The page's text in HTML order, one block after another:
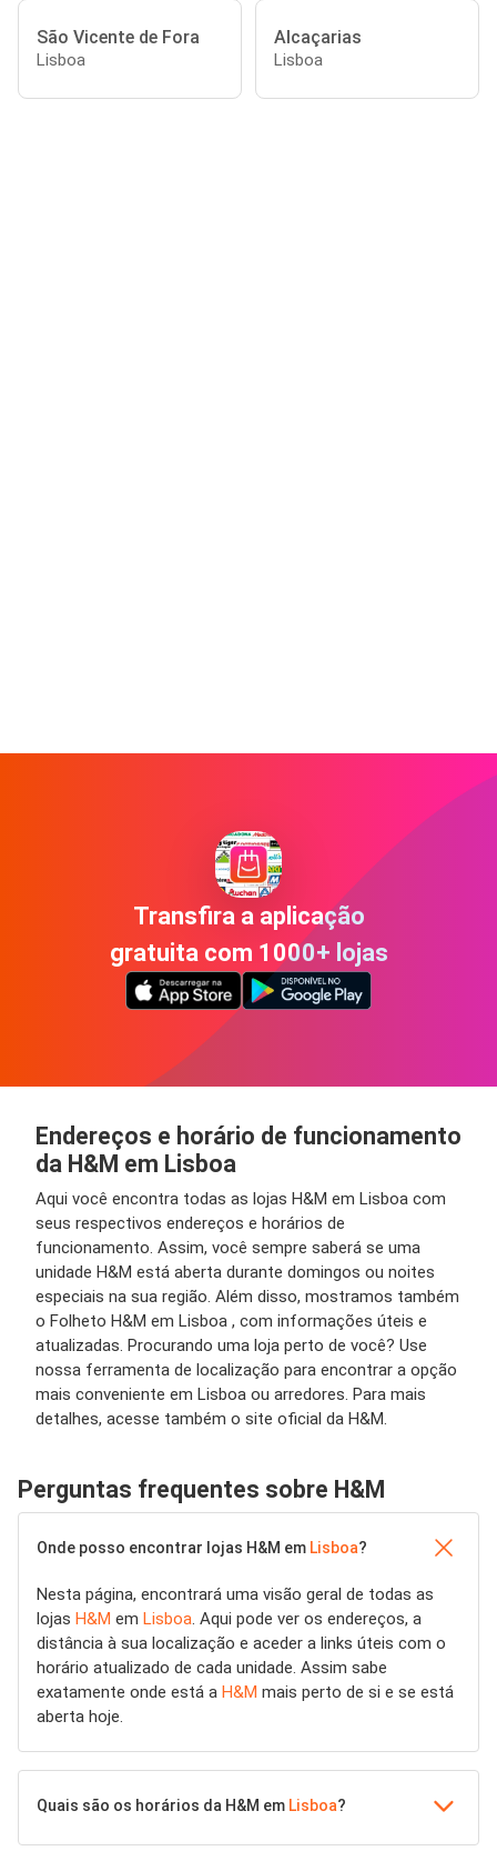
São Vicente de Fora
Lisboa
Alcaçarias
Lisboa
Transfira a aplicação
gratuita com 1000+ lojas
Endereços e horário de funcionamento
da H&M em Lisboa
Aqui você encontra todas as lojas H&M em Lisboa com
seus respectivos endereços e horários de
funcionamento. Assim, você sempre saberá se uma
unidade H&M está aberta durante domingos ou noites
especiais na sua região. Além disso, mostramos também
o Folheto H&M em Lisboa , com informações úteis e
atualizadas. Procurando uma loja perto de você? Use
nossa ferramenta de localização para encontrar a opção
mais conveniente em Lisboa ou arredores. Para mais
detalhes, acesse também o site oficial da H&M.
Perguntas frequentes sobre H&M
Onde posso encontrar lojas H&M em Lisboa?
Nesta página, encontrará uma visão geral de todas as
lojas H&M em Lisboa. Aqui pode ver os endereços, a
distância à sua localização e aceder a links úteis com o
horário atualizado de cada unidade. Assim sabe
exatamente onde está a H&M mais perto de si e se está
aberta hoje.
Quais são os horários da H&M em Lisboa?